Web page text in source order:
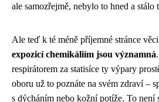
ale samozřejmě, nebylo to hned a stálo
Ale teď k té méně příjemné stránce
expozicí chemikáliím jsou významná
respirátorem za statisíce ty výpary
oboru už to poznáte na svém zdraví –
s dýcháním nebo kožní potíže. To není